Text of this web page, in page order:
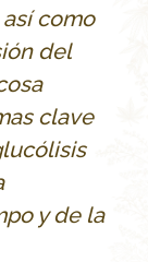
como
del
clave
y de la